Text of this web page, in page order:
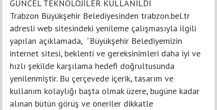
GÜNCEL TEKNOLOJİLER KULLANILDI
Trabzon Büyükşehir Belediyesinden trabzon.bel.tr
adresli web sitesindeki yenileme çalışmasıyla ilgili
yapılan açıklamada, “Büyükşehir Belediyemizin
internet sitesi, beklenti ve gereksinimleri daha iyi ve
hızlı şekilde karşılama hedefi doğrultusunda
yenilenmiştir. Bu çerçevede içerik, tasarım ve
kullanım kolaylığı başta olmak üzere, bugüne kadar
alınan bütün görüş ve öneriler dikkatle